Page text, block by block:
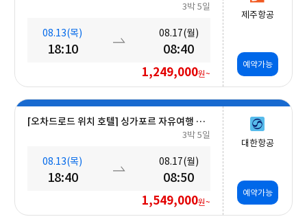
3박 5일
08.13(목)
18:10
08.17(월)
08:40
1,249,000원~
제주항공
예약가능
[오차드로드 위치 호텔] 싱가포르 자유여행 5일 #조식포함
3박 5일
08.13(목)
18:40
08.17(월)
08:50
1,549,000원~
대한항공
예약가능